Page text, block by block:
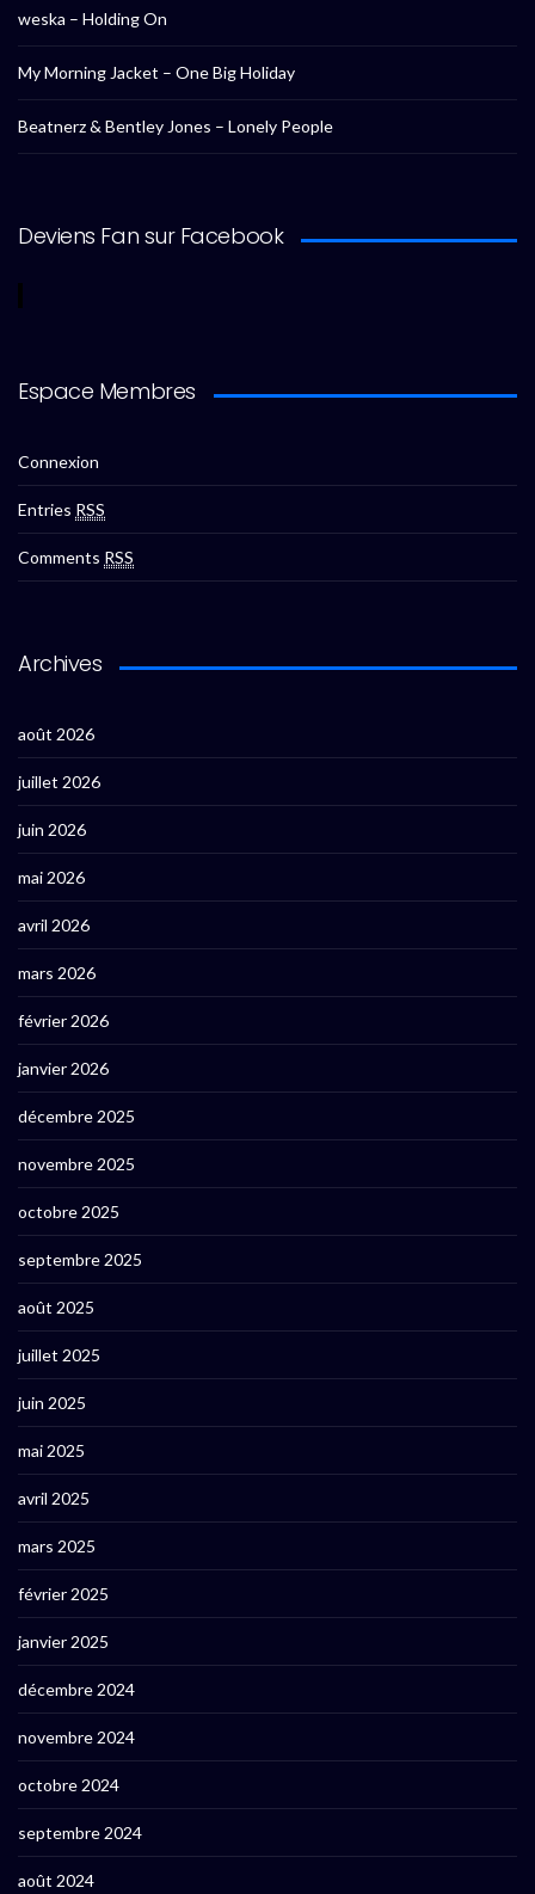
weska – Holding On
My Morning Jacket – One Big Holiday
Beatnerz & Bentley Jones – Lonely People
Deviens Fan sur Facebook
Espace Membres
Connexion
Entries RSS
Comments RSS
Archives
août 2026
juillet 2026
juin 2026
mai 2026
avril 2026
mars 2026
février 2026
janvier 2026
décembre 2025
novembre 2025
octobre 2025
septembre 2025
août 2025
juillet 2025
juin 2025
mai 2025
avril 2025
mars 2025
février 2025
janvier 2025
décembre 2024
novembre 2024
octobre 2024
septembre 2024
août 2024